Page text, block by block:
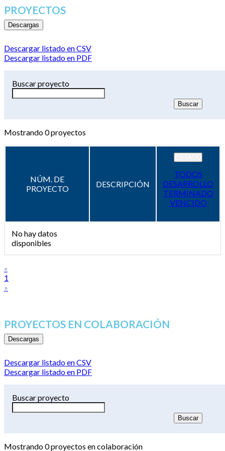
PROYECTOS
Descargas
Descargar listado en CSV
Descargar listado en PDF
Buscar proyecto
Mostrando0proyectos
NÚM. DE
PROYECTO
DESCRIPCIÓN
TODOS
DESARROLLO
TERMINADO
VENCIDO
No hay datos
disponibles
«
1
»
PROYECTOS EN COLABORACIÓN
Descargas
Descargar listado en CSV
Descargar listado en PDF
Buscar proyecto
Mostrando0proyectos en colaboración